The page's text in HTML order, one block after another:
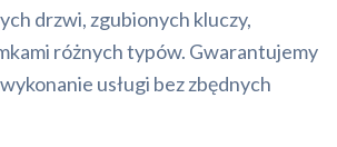
drzwi, zgubionych kluczy,
różnych typów. Gwarantujemy
usługi bez zbędnych